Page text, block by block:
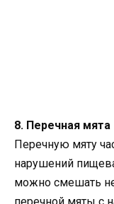
8. Перечная мята
Перечную мяту
нарушений
можно смешать